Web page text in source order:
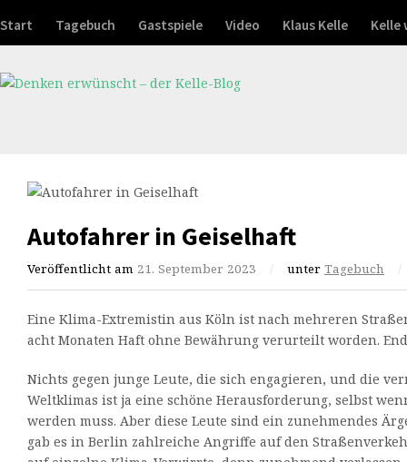
Start Tagebuch Gastspiele Video Klaus Kelle Kelle
Autofahrer in Geiselhaft
Veröffentlicht am 21. September 2023 / unter Tagebuch /
Eine Klima-Extremistin aus Köln ist nach mehreren
acht Monaten Haft ohne Bewährung verurteilt worden.
Nichts gegen junge Leute, die sich engagieren, und die
Weltklimas ist ja eine schöne Herausforderung, selbst
werden muss. Aber diese Leute sind ein zunehmendes
gab es in Berlin zahlreiche Angriffe auf den